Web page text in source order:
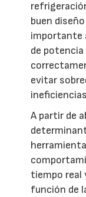
buen
importante
de
evitar
A partir de
tiempo real
función de